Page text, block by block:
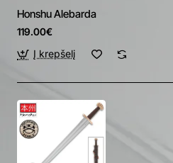
Honshu Alebarda
119.00€
Į krepšelį